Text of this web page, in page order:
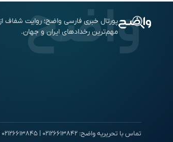
پورتال خبری فارسی واضح؛ روایت شفاف از
مهم‌ترین رخدادهای ایران و جهان.